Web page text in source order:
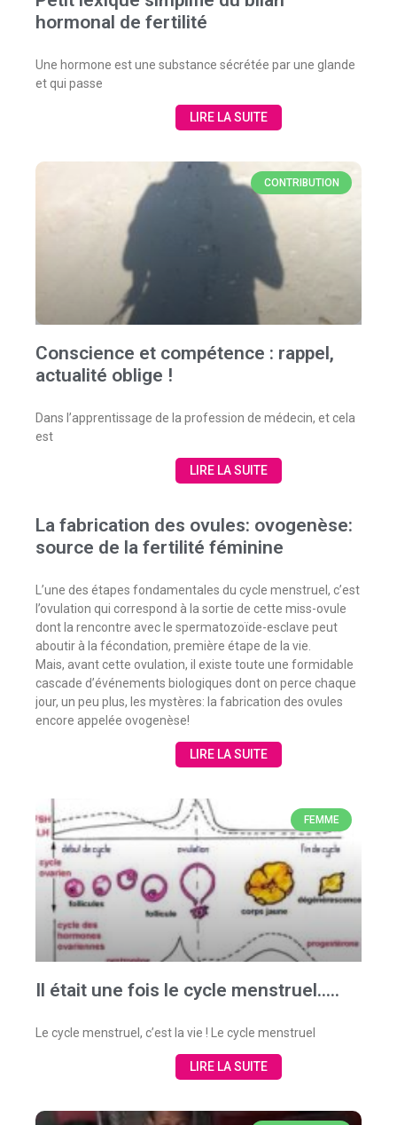
hormonal de fertilité
Une hormone est une substance sécrétée par une glande
et qui passe
LIRE LA SUITE
CONTRIBUTION
Conscience et compétence : rappel,
actualité oblige !
Dans l’apprentissage de la profession de médecin, et cela
est
LIRE LA SUITE
La fabrication des ovules: ovogenèse:
source de la fertilité féminine
L’une des étapes fondamentales du cycle menstruel, c’est
l’ovulation qui correspond à la sortie de cette miss-ovule
dont la rencontre avec le spermatozoïde-esclave peut
aboutir à la fécondation, première étape de la vie.
Mais, avant cette ovulation, il existe toute une formidable
cascade d’événements biologiques dont on perce chaque
jour, un peu plus, les mystères: la fabrication des ovules
encore appelée ovogenèse!
LIRE LA SUITE
FEMME
Il était une fois le cycle menstruel…..
Le cycle menstruel, c’est la vie ! Le cycle menstruel
LIRE LA SUITE